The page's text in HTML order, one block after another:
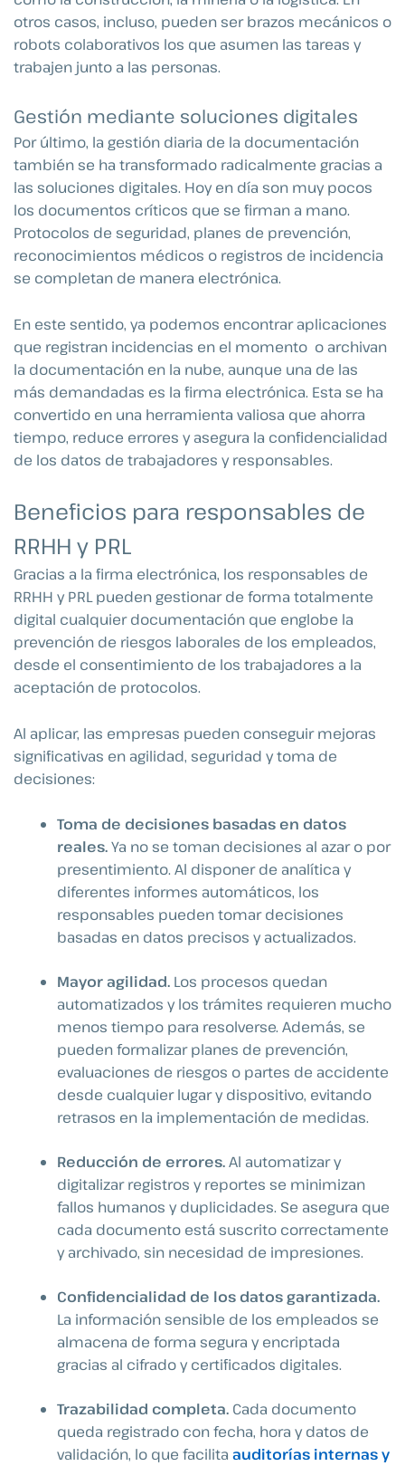
otros casos, incluso, pueden ser brazos mecánicos o
robots colaborativos los que asumen las tareas y
trabajen junto a las personas.
Gestión mediante soluciones digitales
Por último, la gestión diaria de la documentación
también se ha transformado radicalmente gracias a
las soluciones digitales. Hoy en día son muy pocos
los documentos críticos que se firman a mano.
Protocolos de seguridad, planes de prevención,
reconocimientos médicos o registros de incidencia
se completan de manera electrónica.
En este sentido, ya podemos encontrar aplicaciones
que registran incidencias en el momento o archivan
la documentación en la nube, aunque una de las
más demandadas es la firma electrónica. Esta se ha
convertido en una herramienta valiosa que ahorra
tiempo, reduce errores y asegura la confidencialidad
de los datos de trabajadores y responsables.
Beneficios para responsables de
RRHH y PRL
Gracias a la firma electrónica, los responsables de
RRHH y PRL pueden gestionar de forma totalmente
digital cualquier documentación que englobe la
prevención de riesgos laborales de los empleados,
desde el consentimiento de los trabajadores a la
aceptación de protocolos.
Al aplicar, las empresas pueden conseguir mejoras
significativas en agilidad, seguridad y toma de
decisiones:
Toma de decisiones basadas en datos
reales.Ya no se toman decisiones al azar o por
presentimiento. Al disponer de analítica y
diferentes informes automáticos, los
responsables pueden tomar decisiones
basadas en datos precisos y actualizados.
Mayor agilidad. Los procesos quedan
automatizados y los trámites requieren mucho
menos tiempo para resolverse. Además, se
pueden formalizar planes de prevención,
evaluaciones de riesgos o partes de accidente
desde cualquier lugar y dispositivo, evitando
retrasos en la implementación de medidas.
Reducción de errores.Al automatizar y
digitalizar registros y reportes se minimizan
fallos humanos y duplicidades. Se asegura que
cada documento está suscrito correctamente
y archivado, sin necesidad de impresiones.
Confidencialidad de los datos garantizada.
La información sensible de los empleados se
almacena de forma segura y encriptada
gracias al cifrado y certificados digitales.
Trazabilidad completa. Cada documento
queda registrado con fecha, hora y datos de
validación, lo que facilita auditorías internas y